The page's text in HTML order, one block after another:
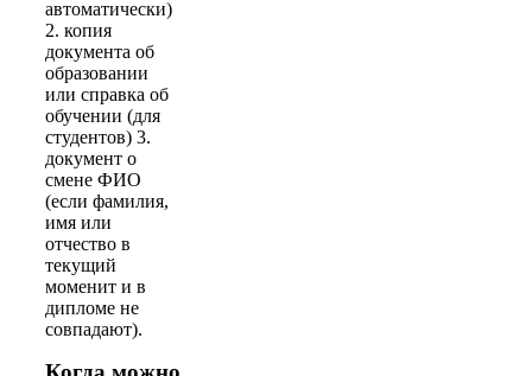
автоматически)
2. копия
документа об
образовании
или справка об
обучении (для
студентов) 3.
документ о
смене ФИО
(если фамилия,
имя или
отчество в
текущий
моменит и в
дипломе не
совпадают).